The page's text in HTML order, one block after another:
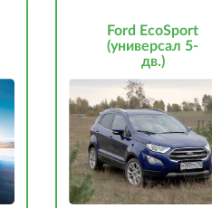
Ford EcoSport
(универсал 5-
дв.)